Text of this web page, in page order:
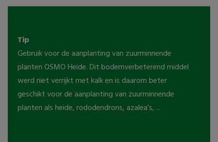
Tip
Gebruik voor de aanplanting van zuurminnende
planten OSMO Heide. Dit bodemverbeterend middel
werd niet verrijkt met kalk en is daarom beter
geschikt voor de aanplanting van zuurminnende
planten als heide, rododendrons, azalea’s, ...